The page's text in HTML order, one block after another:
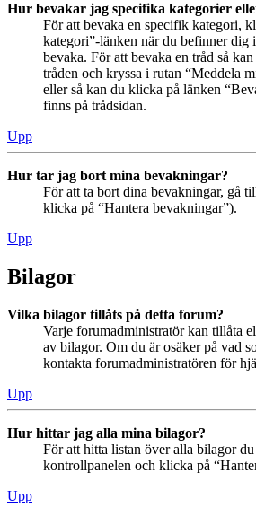
Hur bevakar jag specifika kategorier
För att bevaka en specifik kategori,
kategori”-länken när du befinner dig
bevaka. För att bevaka en tråd så
tråden och kryssa i rutan “Meddela
eller så kan du klicka på länken
finns på trådsidan.
Upp
Hur tar jag bort mina bevakningar?
För att ta bort dina bevakningar, gå
klicka på “Hantera bevakningar”).
Upp
Bilagor
Vilka bilagor tillåts på detta forum?
Varje forumadministratör kan tillåta
av bilagor. Om du är osäker på vad
kontakta forumadministratören för
Upp
Hur hittar jag alla mina bilagor?
För att hitta listan över alla bilagor
kontrollpanelen och klicka på
Upp